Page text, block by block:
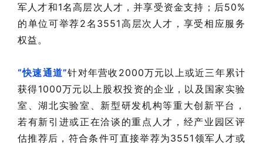
军人才和1名高层次人才，并享受资金支持；后50%
的单位可举荐2名3551高层次人才，享受相应服务
权益。
“快速通道”针对年营收2000万元以上或近三年累计
获得1000万元以上股权投资的企业，以及国家实验
室、湖北实验室、新型研发机构等重大创新平台，
若有新引进或正在洽谈的重点人才，经产业园区评
估推荐后，符合条件可直接举荐为3551领军人才或